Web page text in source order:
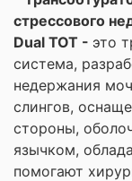
стрессового
Dual TOT - это
система,
недержания
слингов,
стороны,
язычком,
помогают